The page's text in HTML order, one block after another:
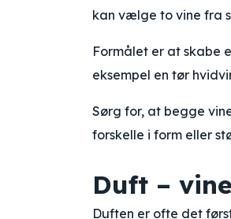
kan vælge to vine fra
Formålet er at skabe
eksempel en tør
Sørg for, at begge
forskelle i form eller
Duft –
Duften er ofte det